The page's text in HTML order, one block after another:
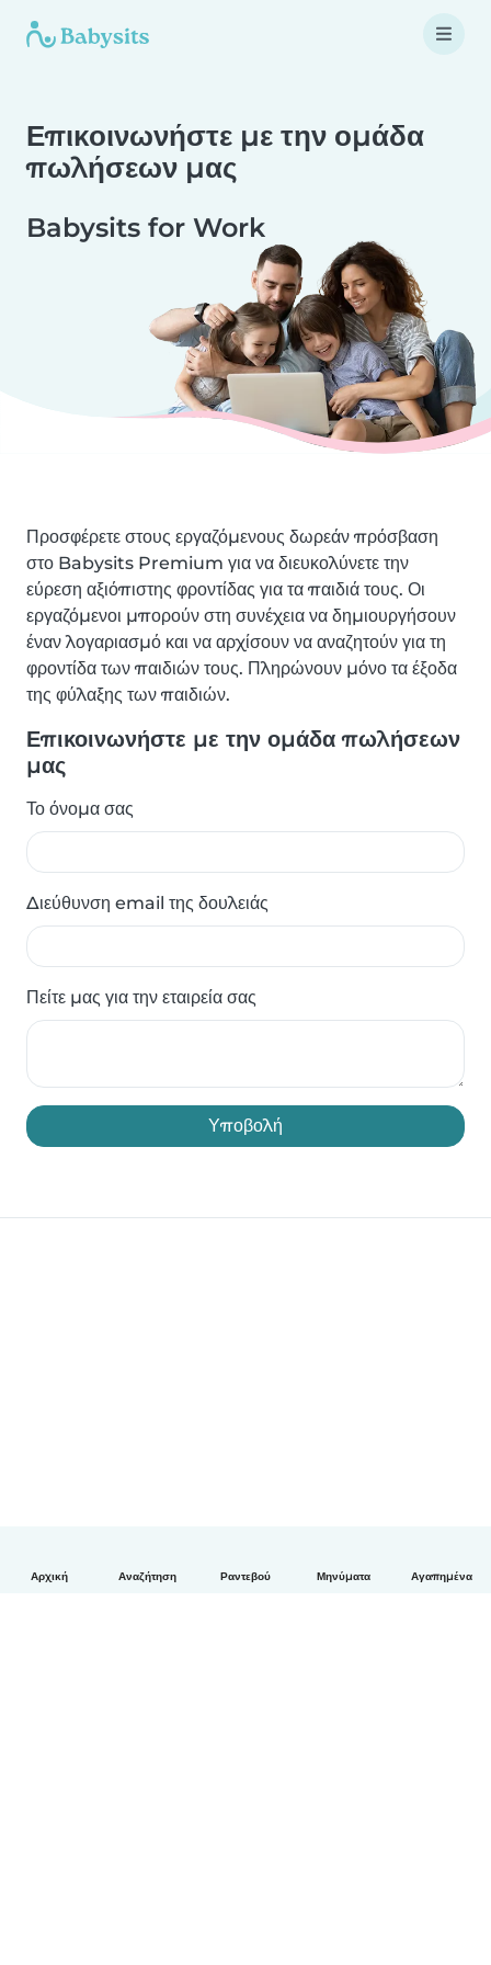
Αρχική Αναζήτηση Ραντεβού Μηνύματα Αγαπημένα
Επικοινωνήστε με την ομάδα
πωλήσεων μας
Babysits for Work
Προσφέρετε στους εργαζόμενους δωρεάν πρόσβαση
στο Babysits Premium για να διευκολύνετε την
εύρεση αξιόπιστης φροντίδας για τα παιδιά τους. Οι
εργαζόμενοι μπορούν στη συνέχεια να δημιουργήσουν
έναν λογαριασμό και να αρχίσουν να αναζητούν για τη
φροντίδα των παιδιών τους. Πληρώνουν μόνο τα έξοδα
της φύλαξης των παιδιών.
Επικοινωνήστε με την ομάδα πωλήσεων
μας
Το όνομα σας
Διεύθυνση email της δουλειάς
Πείτε μας για την εταιρεία σας
Υποβολή